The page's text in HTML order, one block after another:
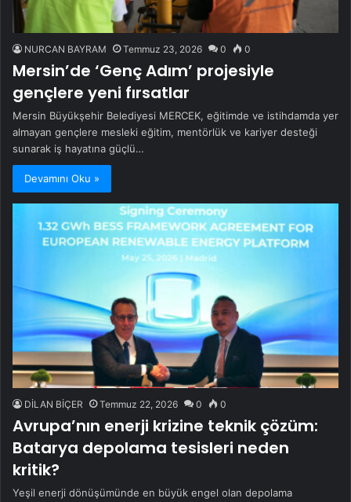
NURCAN BAYRAM Temmuz 23, 2026 0 0
Mersin’de ‘Genç Adım’ projesiyle
gençlere yeni fırsatlar
Mersin Büyükşehir Belediyesi MERCEK, eğitimde ve istihdamda yer
almayan gençlere mesleki eğitim, mentörlük ve kariyer desteği
sunarak iş hayatına güçlü…
Devamını Oku »
DİLAN BİÇER Temmuz 22, 2026 0 0
Avrupa’nın enerji krizine teknik çözüm:
Batarya depolama tesisleri neden
kritik?
Yeşil enerji dönüşümünde en büyük engel olan depolama